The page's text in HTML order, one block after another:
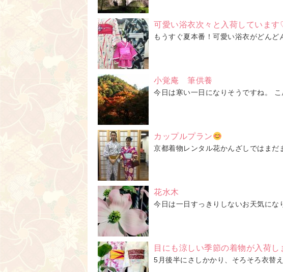
可愛い浴衣次々と入荷していま
もうすぐ夏本番！可愛い浴衣がどん
小覚庵 筆供養
今日は寒い一日になりそうですね。
カップルプラン
京都着物レンタル花かんざしではま
花水木
今日は一日すっきりしないお天気に
目にも涼しい季節の着物が入荷し
5月後半にさしかかり、そろそろ衣替